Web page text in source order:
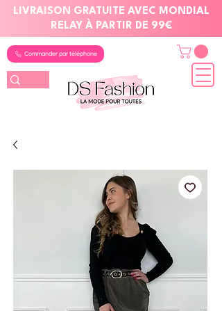
LIVRAISON GRATUITE AVEC MONDIAL
RELAY À PARTIR DE 99€
Commander par téléphone